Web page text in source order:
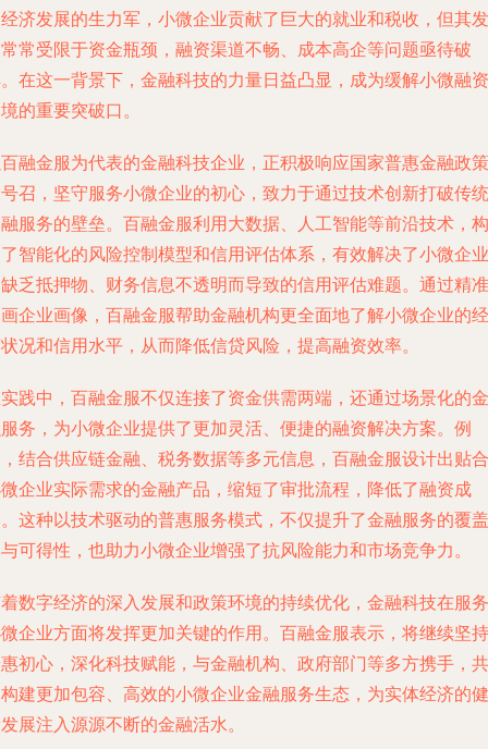
济发展的生力军，小微企业贡献了巨大的就业和税收，但其发
常受限于资金瓶颈，融资渠道不畅、成本高企等问题亟待破
在这一背景下，金融科技的力量日益凸显，成为缓解小微融资
的重要突破口。
融金服为代表的金融科技企业，正积极响应国家普惠金融政策
召，坚守服务小微企业的初心，致力于通过技术创新打破传统
服务的壁垒。百融金服利用大数据、人工智能等前沿技术，构
智能化的风险控制模型和信用评估体系，有效解决了小微企业
乏抵押物、财务信息不透明而导致的信用评估难题。通过精准
企业画像，百融金服帮助金融机构更全面地了解小微企业的经
况和信用水平，从而降低信贷风险，提高融资效率。
践中，百融金服不仅连接了资金供需两端，还通过场景化的金
务，为小微企业提供了更加灵活、便捷的融资解决方案。例
结合供应链金融、税务数据等多元信息，百融金服设计出贴合
企业实际需求的金融产品，缩短了审批流程，降低了融资成
这种以技术驱动的普惠服务模式，不仅提升了金融服务的覆盖
可得性，也助力小微企业增强了抗风险能力和市场竞争力。
数字经济的深入发展和政策环境的持续优化，金融科技在服务
企业方面将发挥更加关键的作用。百融金服表示，将继续坚持
初心，深化科技赋能，与金融机构、政府部门等多方携手，共
建更加包容、高效的小微企业金融服务生态，为实体经济的健
展注入源源不断的金融活水。